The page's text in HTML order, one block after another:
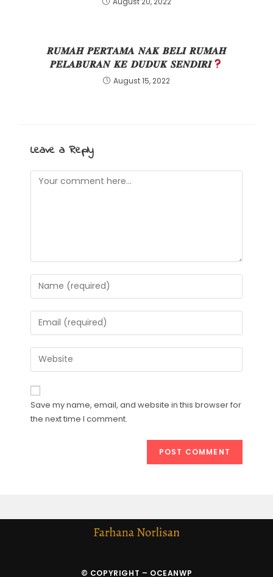
𝑹𝑼𝑴𝑨𝑯 𝑷𝑬𝑹𝑻𝑨𝑴𝑨 𝑵𝑨𝑲 𝑩𝑬𝑳𝑰 𝑹𝑼𝑴𝑨𝑯
𝑷𝑬𝑳𝑨𝑩𝑼𝑹𝑨𝑵 𝑲𝑬 𝑫𝑼𝑫𝑼𝑲 𝑺𝑬𝑵𝑫𝑰𝑹𝑰
August 15, 2022
Leave a Reply
Save my name, email, and website in this browser for
the next time I comment.
© COPYRIGHT – OCEANWP